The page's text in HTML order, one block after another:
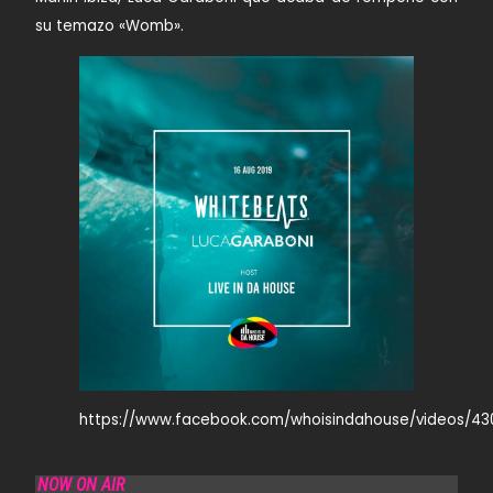
su temazo «Womb».
https://www.facebook.com/whoisindahouse/videos/
NOW ON AIR